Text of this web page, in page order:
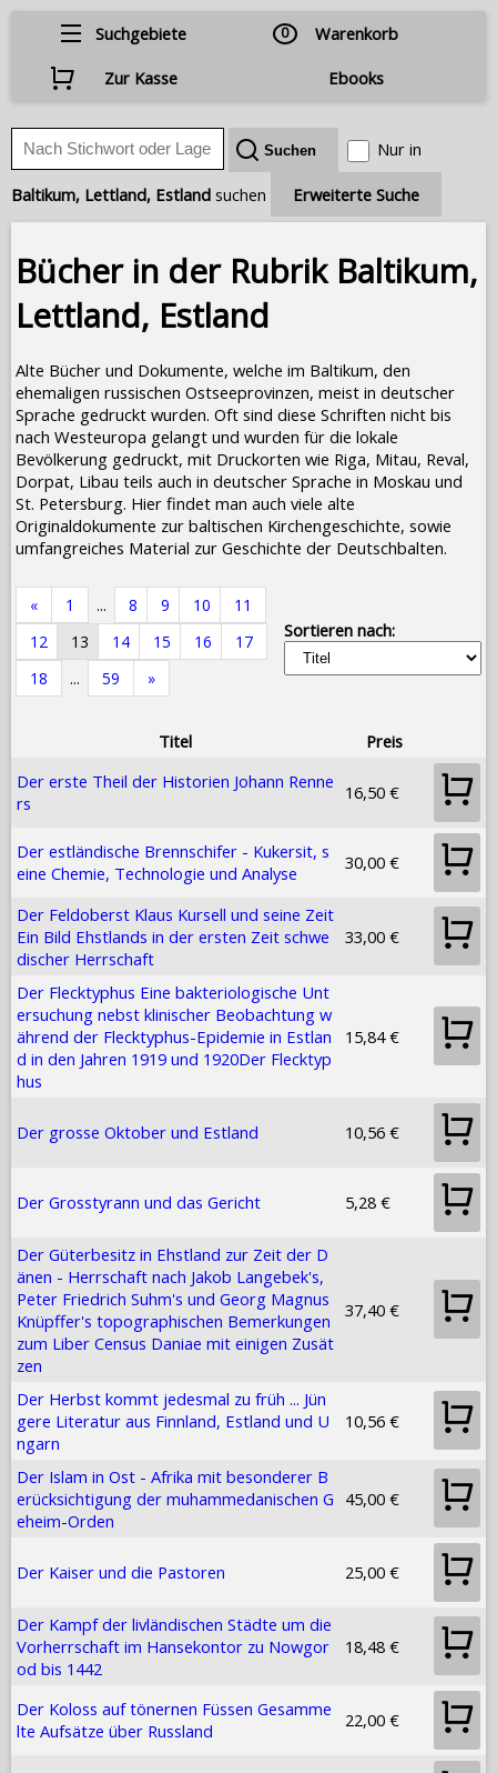
Suchgebiete 0
Warenkorb
Zur Kasse
Ebooks
Nur in
Baltikum, Lettland, Estland suchen Erweiterte Suche
Bücher in der Rubrik Baltikum,
Lettland, Estland
Alte Bücher und Dokumente, welche im Baltikum, den
ehemaligen russischen Ostseeprovinzen, meist in deutscher
Sprache gedruckt wurden. Oft sind diese Schriften nicht bis
nach Westeuropa gelangt und wurden für die lokale
Bevölkerung gedruckt, mit Druckorten wie Riga, Mitau, Reval,
Dorpat, Libau teils auch in deutscher Sprache in Moskau und
St. Petersburg. Hier findet man auch viele alte
Originaldokumente zur baltischen Kirchengeschichte, sowie
umfangreiches Material zur Geschichte der Deutschbalten.
« 1 ... 8 9 10
11
12
13 14 15 16
17
18
... 59 »
Sortieren nach:
Titel
Preis
Der erste Theil der Historien Johann Renne
rs
16,50 €
Der estländische Brennschifer - Kukersit, s
eine Chemie, Technologie und Analyse
30,00 €
Der Feldoberst Klaus Kursell und seine Zeit
Ein Bild Ehstlands in der ersten Zeit schwe
discher Herrschaft
33,00 €
Der Flecktyphus Eine bakteriologische Unt
ersuchung nebst klinischer Beobachtung w
ährend der Flecktyphus-Epidemie in Estlan
d in den Jahren 1919 und 1920Der Flecktyp
hus
15,84 €
Der grosse Oktober und Estland 10,56 €
Der Grosstyrann und das Gericht 5,28 €
Der Güterbesitz in Ehstland zur Zeit der D
änen - Herrschaft nach Jakob Langebek's,
Peter Friedrich Suhm's und Georg Magnus
Knüpffer's topographischen Bemerkungen
zum Liber Census Daniae mit einigen Zusät
zen
37,40 €
Der Herbst kommt jedesmal zu früh ... Jün
gere Literatur aus Finnland, Estland und U
ngarn
10,56 €
Der Islam in Ost - Afrika mit besonderer B
erücksichtigung der muhammedanischen G
eheim-Orden
45,00 €
Der Kaiser und die Pastoren 25,00 €
Der Kampf der livländischen Städte um die
Vorherrschaft im Hansekontor zu Nowgor
od bis 1442
18,48 €
Der Koloss auf tönernen Füssen Gesamme
lte Aufsätze über Russland
22,00 €